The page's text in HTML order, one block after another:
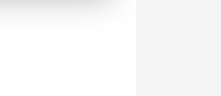
sunulması
ve sizlere yönelik
detaylı bilgi için Ayarlar
ve sitemizde ilgili